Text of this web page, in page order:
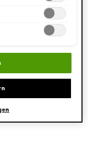
[Color]:
[Color]:
[Color]:
[Color]:
Brow Artist
12H Brow Definer
Pencil 7.0 Blonde